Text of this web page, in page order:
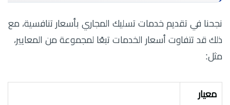
نجحنا في تقديم خدمات تسليك المجاري بأسعار تنافسية، مع
ذلك قد تتفاوت أسعار الخدمات تبعًا لمجموعة من المعايير،
مثل:
معيار